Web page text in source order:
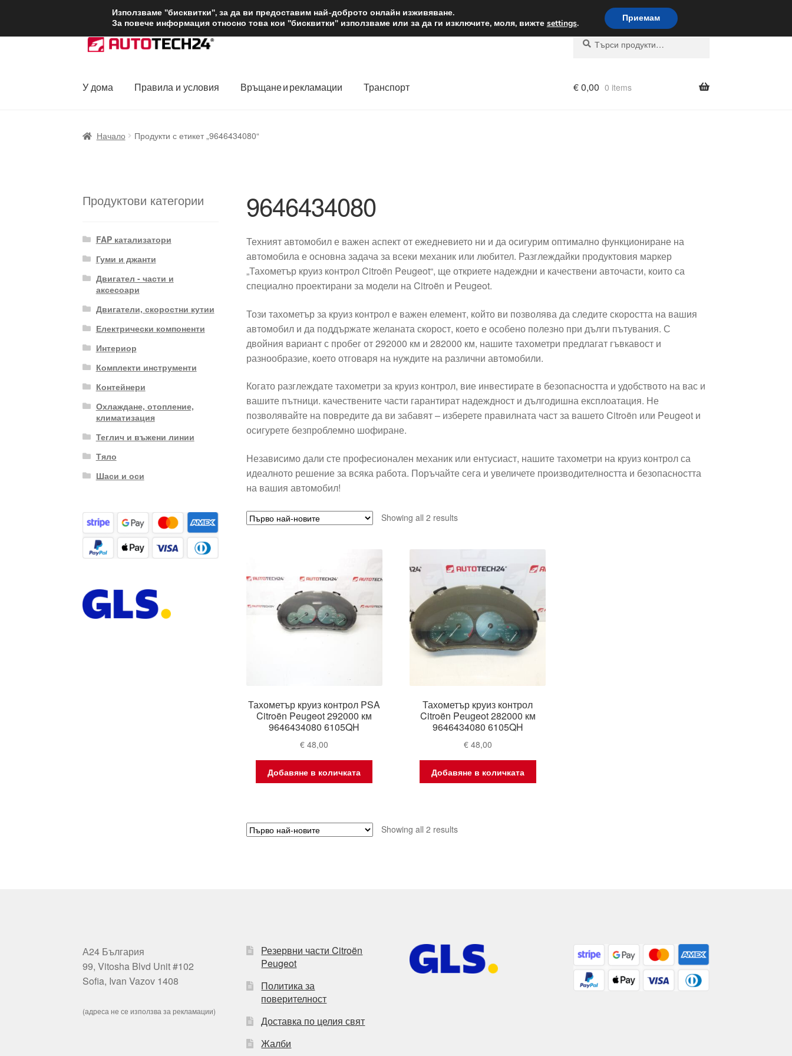
ДОСТАВКА от 12 лв. Доставка по целия свят
Skip
to
Skip
to
Търсене
Търсене
У дома Правила и условия Връщане и рекламации Транспорт €0,00 0 items
Начало Продукти с етикет „9646434080“
9646434080
Техният автомобил е важен аспект от ежедневието ни и да осигурим оптимално функциониране на
автомобила е основна задача за всеки механик или любител. Разглеждайки продуктовия маркер
„Тахометър круиз контрол Citroën Peugeot“, ще откриете надеждни и качествени авточасти, които са
специално проектирани за модели на Citroën и Peugeot.
Този тахометър за круиз контрол е важен елемент, който ви позволява да следите скоростта на вашия
автомобил и да поддържате желаната скорост, което е особено полезно при дълги пътувания. С
двойния вариант с пробег от 292000 км и 282000 км, нашите тахометри предлагат гъвкавост и
разнообразие, което отговаря на нуждите на различни автомобили.
Когато разглеждате тахометри за круиз контрол, вие инвестирате в безопасността и удобството на вас и
вашите пътници. качествените части гарантират надеждност и дългодишна експлоатация. Не
позволявайте на повредите да ви забавят – изберете правилната част за вашето Citroën или Peugeot и
осигурете безпроблемно шофиране.
Независимо дали сте професионален механик или ентусиаст, нашите тахометри на круиз контрол са
идеалното решение за всяка работа. Поръчайте сега и увеличете производителността и безопасността
на вашия автомобил!
Showing all 2 resultsSorted
Тахометър круиз контрол PSA
Citroën Peugeot 292000 км
9646434080 6105QH
€ 48,00
Добавяне в количката
Тахометър круиз контрол
Citroën Peugeot 282000 км
9646434080 6105QH
€48,00
Добавяне в количката
Showing all 2 resultsSorted
Продуктови категории
FAP катализатори
Гуми и джанти
Двигател - части и
аксесоари
Двигатели, скоростни кутии
Електрически компоненти
Интериор
Комплекти инструменти
Контейнери
Охлаждане, отопление,
климатизация
Теглич и въжени линии
Тяло
Шаси и оси
А24 България
99, Vitosha Blvd Unit #102
Sofia, Ivan Vazov 1408
(адреса не се използва за рекламации)
Резервни части Citroën
Peugeot
Политика за
поверителност
Доставка по целия свят
Жалби
Използваме "бисквитки", за да ви предоставим най-доброто онлайн изживяване.
За повече информация относно това кои "бисквитки" използваме или за да ги изключите, моля, вижте settings. Приемам